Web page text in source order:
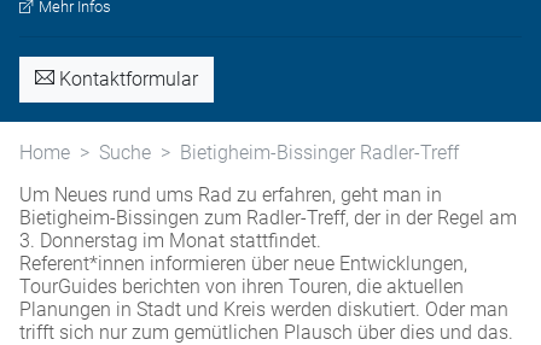
Mehr Infos
Kontaktformular
Home Suche
Bietigheim-Bissinger Radler-Treff
Um Neues rund ums Rad zu erfahren, geht man in
Bietigheim-Bissingen zum Radler-Treff, der in der Regel am
3. Donnerstag im Monat stattfindet.
Referent*innen informieren über neue Entwicklungen,
TourGuides berichten von ihren Touren, die aktuellen
Planungen in Stadt und Kreis werden diskutiert. Oder man
trifft sich nur zum gemütlichen Plausch über dies und das.